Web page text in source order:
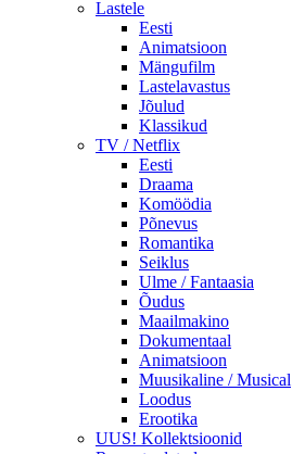
Lastele
Eesti
Animatsioon
Mängufilm
Lastelavastus
Jõulud
Klassikud
TV / Netflix
Eesti
Draama
Komöödia
Põnevus
Romantika
Seiklus
Ulme / Fantaasia
Õudus
Maailmakino
Dokumentaal
Animatsioon
Muusikaline / Musical
Loodus
Erootika
UUS! Kollektsioonid